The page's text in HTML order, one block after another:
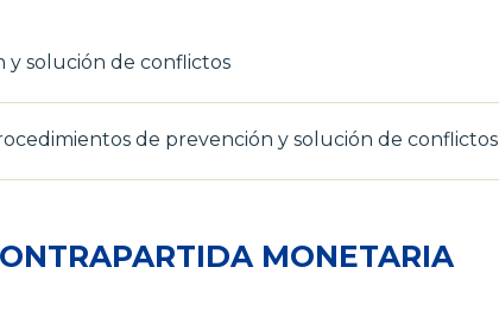
y solución de conflictos
de prevención y solución de conflictos
MONETARIA